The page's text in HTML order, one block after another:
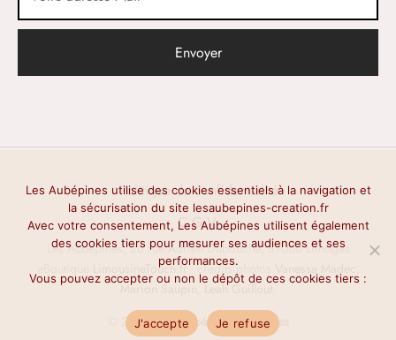
Politique de confidentialité
C.G.V.
Les Aubépines, 26 rue Adrien Dubouché, 87000 Limoges
LimousineTouch.fr- crédits photos
Marion Saupin
Leah Guillout
© 2026 -Les Aubépines-Limoges
Les Aubépines utilise des cookies essentiels à la navigation et
la sécurisation du site lesaubepines-creation.fr
Avec votre consentement, Les Aubépines utilisent également
des cookies tiers pour mesurer ses audiences et ses
performances.
Vous pouvez accepter ou non le dépôt de ces cookies tiers :
J'accepte Je refuse